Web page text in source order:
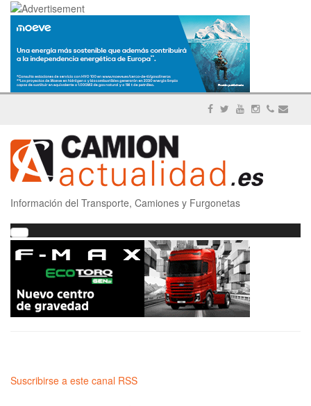
Información del Transporte, Camiones y Furgonetas
Suscribirse a este canal RSS